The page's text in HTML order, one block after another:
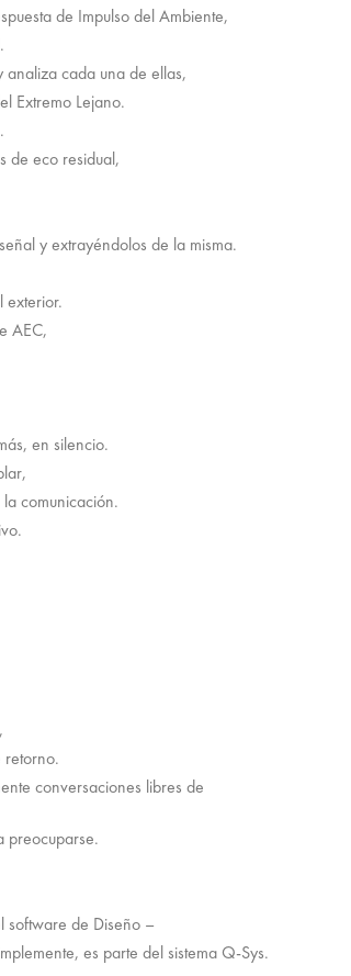
de Impulso del Ambiente,
analiza cada una de ellas,
Extremo Lejano.
de eco residual,
y extrayéndolos de la misma.
exterior.
AEC,
en silencio.
comunicación.
retorno.
conversaciones libres de
preocuparse.
software de Diseño –
es parte del sistema Q-Sys.